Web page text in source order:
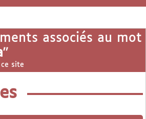
associés au mot
"
site